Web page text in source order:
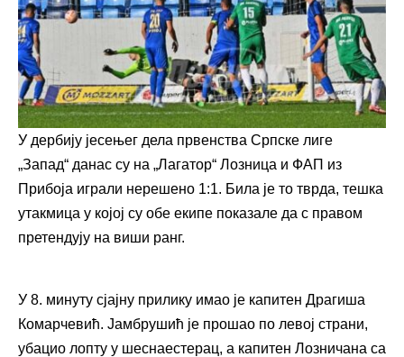
У дербију јесењег дела првенства Српске лиге
„Запад“ данас су на „Лагатор“ Лозница и ФАП из
Прибоја играли нерешено 1:1. Била је то тврда, тешка
утакмица у којој су обе екипе показале да с правом
претендују на виши ранг.
У 8. минуту сјајну прилику имао је капитен Драгиша
Комарчевић. Јамбрушић је прошао по левој страни,
убацио лопту у шеснаестерац, а капитен Лозничана са